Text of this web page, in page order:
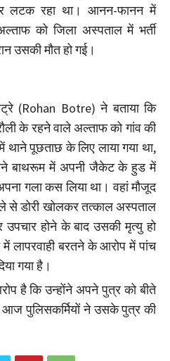
लटक रहा था। आनन-फानन में
अल्ताफ को जिला अस्पताल में भर्ती
उसकी मौत हो गई।
(Rohan Botre) ने बताया कि
के रहने वाले अल्ताफ को गांव की
पूछताछ के लिए लाया गया था,
बाथरूम में अपनी जैकेट के हुड में
गला कस लिया था। वहां मौजूद
से डोरी खोलकर तत्काल अस्पताल
होने के बाद उसकी मृत्यु हो
लापरवाही बरतने के आरोप में पांच
गया है।
है कि उन्होंने अपने पुत्र को बीते
आज पुलिसकर्मियों ने उसके पुत्र की